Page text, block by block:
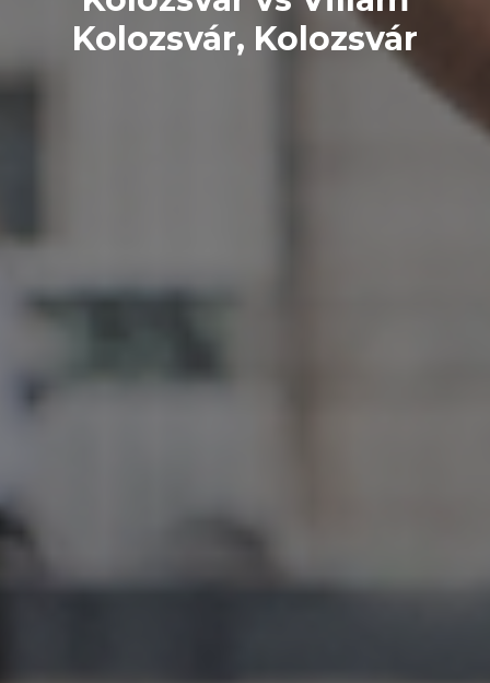
Kolozsvár, Kolozsvár